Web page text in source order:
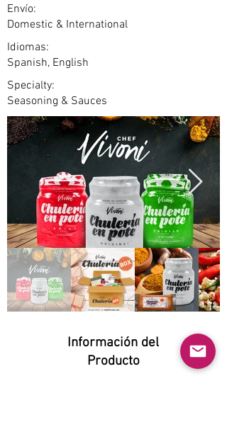
Envío:
Domestic & International
Idiomas:
Spanish, English
Specialty:
Seasoning & Sauces
Información del
Producto